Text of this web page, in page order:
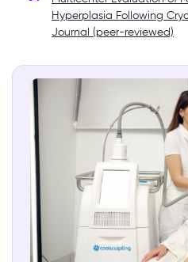
Hyperplasia Following
Journal (peer-reviewed)